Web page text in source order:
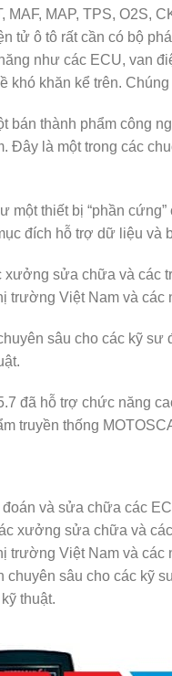
MAF, MAP, TPS, O2S,
tử ô tô rất cần có bộ
như các ECU, van
khó khăn kể trên.
bán thành phẩm công
Đây là một trong các
một thiết bị “phần
đích hỗ trợ dữ liệu
xưởng sửa chữa và các
trường Việt Nam và các
sâu cho các kỹ
đã hỗ trợ chức năng
truyền thống
và sửa chữa các
xưởng sửa chữa và
trường Việt Nam và các
chuyên sâu cho các kỹ
thuật.